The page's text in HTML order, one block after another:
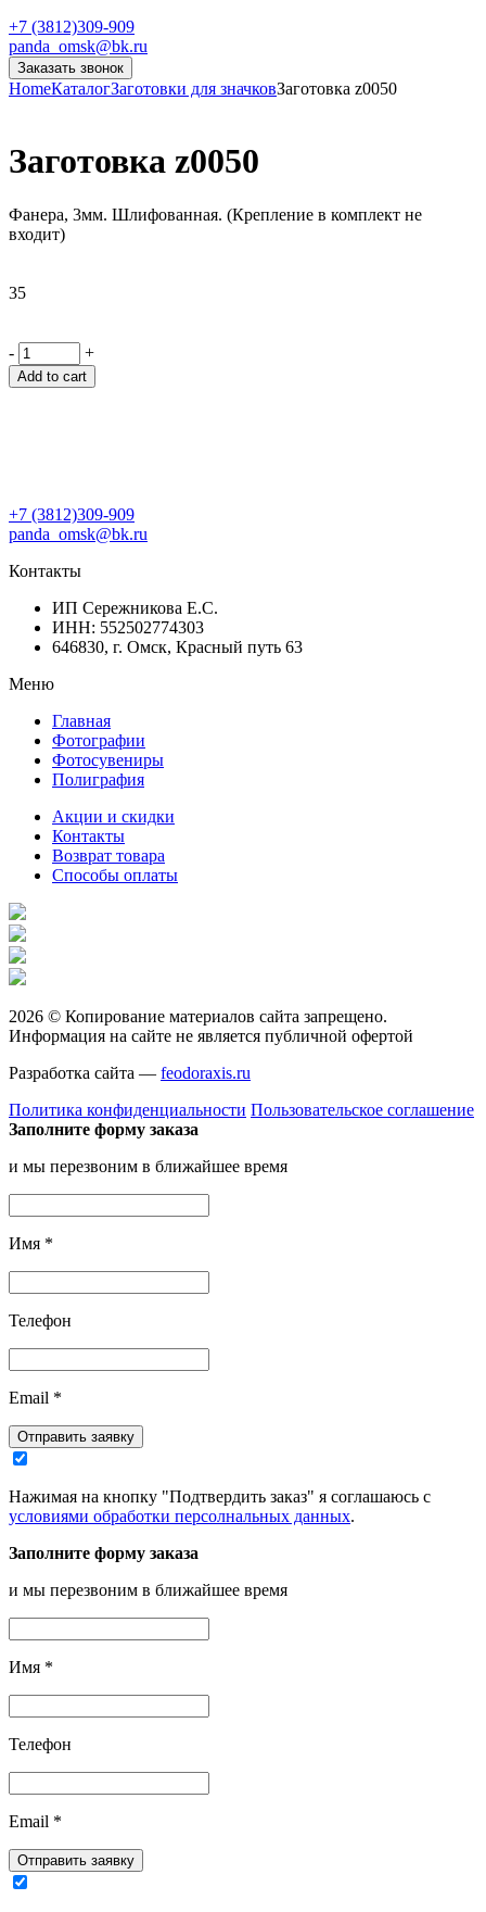
+7 (3812)309-909
panda_omsk@bk.ru
Заказать звонок
HomeКаталогЗаготовки для значковЗаготовка z0050
Заготовка z0050
Фанера, 3мм. Шлифованная. (Крепление в комплект не
входит)
35
- +
Add to cart
+7 (3812)309-909
panda_omsk@bk.ru
Контакты
ИП Сережникова Е.С.
ИНН: 552502774303
646830, г. Омск, Красный путь 63
Меню
Главная
Фотографии
Фотосувениры
Полиграфия
Акции и скидки
Контакты
Возврат товара
Способы оплаты
2026 © Копирование материалов сайта запрещено.
Информация на сайте не является публичной офертой
Разработка сайта — feodoraxis.ru
Политика конфиденциальности Пользовательское соглашение
Заполните форму заказа
и мы перезвоним в ближайшее время
Имя *
Телефон
Email *
Отправить заявку
Нажимая на кнопку "Подтвердить заказ" я соглашаюсь с
условиями обработки персолнальных данных.
Заполните форму заказа
и мы перезвоним в ближайшее время
Имя *
Телефон
Email *
Отправить заявку